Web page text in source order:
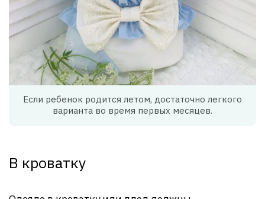
Если ребенок родится летом, достаточно легкого
варианта во время первых месяцев.
В кроватку